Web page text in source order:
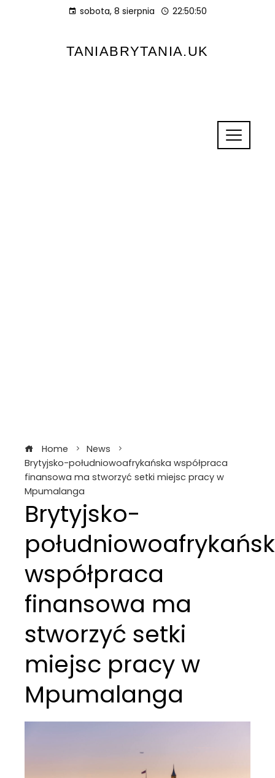
sobota, 8 sierpnia 22:50:51
TANIABRYTANIA.UK
Home
News
Brytyjsko-południowoafrykańska współpraca
finansowa ma stworzyć setki miejsc pracy w
Mpumalanga
Brytyjsko-
współpraca
finansowa ma
stworzyć setki
miejsc pracy w
Mpumalanga